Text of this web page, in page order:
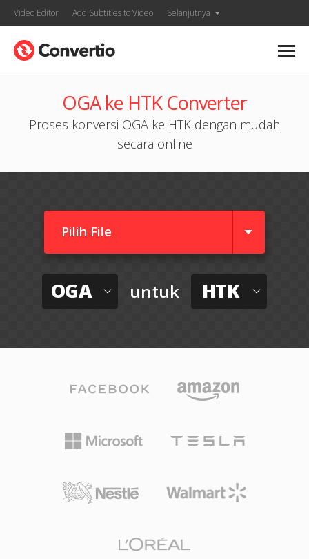
Video Editor Add Subtitles to Video Selanjutnya
OGA ke HTK Converter
Proses konversi OGA ke HTK dengan mudah
secara online
Pilih File
OGA untuk HTK